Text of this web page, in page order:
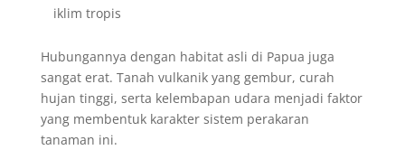
iklim tropis
Hubungannya dengan habitat asli di Papua juga
sangat erat. Tanah vulkanik yang gembur, curah
hujan tinggi, serta kelembapan udara menjadi faktor
yang membentuk karakter sistem perakaran
tanaman ini.